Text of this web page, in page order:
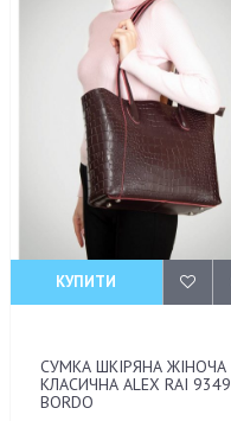
КУПИТИ
СУМКА ШКІРЯНА ЖІНОЧА
КЛАСИЧНА ALEX RAI 9349
BORDO